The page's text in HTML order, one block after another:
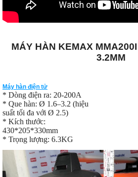
MÁY HÀN KEMAX
3.2MM
Máy hàn điện tử
* Dòng điện ra: 20-200A
* Que hàn: Ø 1.6–3.2 (hiệu
suất tối đa với Ø 2.5)
* Kích thước:
430*205*330mm
* Trọng lượng: 6.3KG